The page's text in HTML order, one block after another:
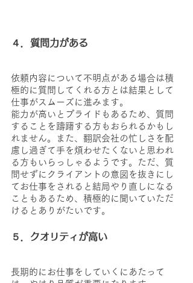
４．質問力がある
依頼内容について不明点がある場合は積
極的に質問してくれる方とは結果として
仕事がスムーズに進みます。
能力が高いとプライドもあるため、質問
することを躊躇する方もおられるかもし
れません。また、翻訳会社の忙しさを配
慮し過ぎて手を煩わせたくないと思われ
る方もいらっしゃるようです。ただ、質
問せずにクライアントの意図を抜きにし
てお仕事をされると結局やり直しになる
こともあるため、積極的に聞いていただ
けるとありがたいです。
５．クオリティが高い
長期的にお仕事をしていくにあたって